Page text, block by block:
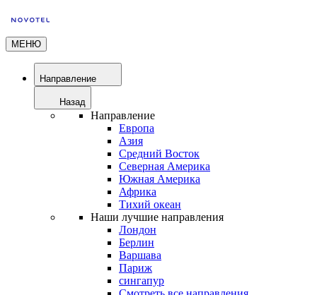
МЕНЮ
Направление
Назад
Направление
Европа
Азия
Средний Восток
Северная Америка
Южная Америка
Африка
Тихий океан
Наши лучшие направления
Лондон
Берлин
Варшава
Париж
сингапур